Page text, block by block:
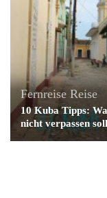
Fernreise Reise
10 Kuba Tipps:
nicht verpassen